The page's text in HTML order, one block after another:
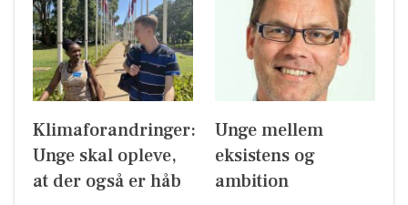
Klimaforandringer:
Unge skal opleve,
at der også er håb
Unge mellem
eksistens og
ambition